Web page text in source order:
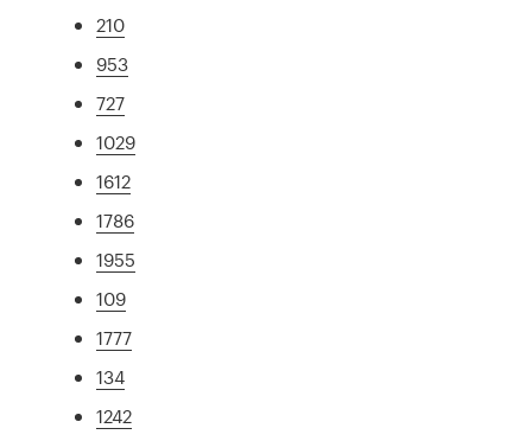
210
953
727
1029
1612
1786
1955
109
1777
134
1242